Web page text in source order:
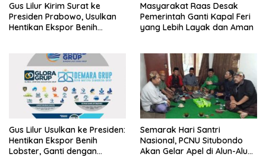
Gus Lilur Kirim Surat ke
Presiden Prabowo, Usulkan
Hentikan Ekspor Benih
Masyarakat Raas Desak
Pemerintah Ganti Kapal Feri
yang Lebih Layak dan Aman
Gus Lilur Usulkan ke Presiden:
Hentikan Ekspor Benih
Lobster, Ganti dengan
Semarak Hari Santri
Nasional, PCNU Situbondo
Akan Gelar Apel di Alun-Alun